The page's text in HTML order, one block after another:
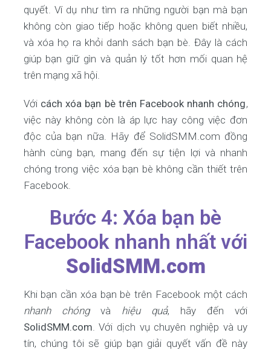
quyết. Ví dụ như tìm ra những người bạn mà bạn
không còn giao tiếp hoặc không quen biết nhiều,
và xóa họ ra khỏi danh sách bạn bè. Đây là cách
giúp bạn giữ gìn và quản lý tốt hơn mối quan hệ
trên mạng xã hội.
Với cách xóa bạn bè trên Facebook nhanh chóng,
việc này không còn là áp lực hay công việc đơn
độc của bạn nữa. Hãy để SolidSMM.com đồng
hành cùng bạn, mang đến sự tiện lợi và nhanh
chóng trong việc xóa bạn bè không cần thiết trên
Facebook.
Bước 4: Xóa bạn bè
Facebook nhanh nhất với
SolidSMM.com
Khi bạn cần xóa bạn bè trên Facebook một cách
nhanh chóngvà hiệu quả, hãy đến với
SolidSMM.com. Với dịch vụ chuyên nghiệp và uy
tín, chúng tôi sẽ giúp bạn giải quyết vấn đề này